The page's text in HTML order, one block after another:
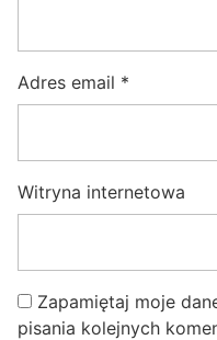
Adres email *
Witryna internetowa
Zapamiętaj moje
pisania kolejnych